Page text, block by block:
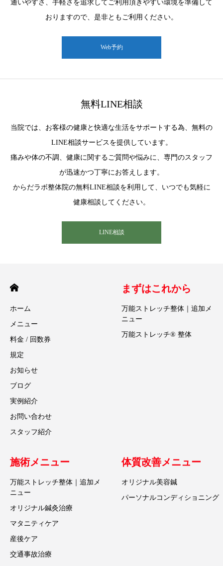
通いやすさ、手軽さを追求してご利用頂きやすい環境を準備して
おりますので、是非ともご利用ください。
Web予約
無料LINE相談
当院では、お客様の健康と快適な生活をサポートする為、無料の
LINE相談サービスを提供しています。
痛みや体の不調、健康に関するご質問や悩みに、専門のスタッフ
が迅速かつ丁寧にお答えします。
からだラボ整体院の無料LINE相談を利用して、いつでも気軽に
健康相談してください。
LINE相談
ホーム
メニュー
料金 / 回数券
規定
お知らせ
ブログ
実例紹介
お問い合わせ
スタッフ紹介
まずはこれから
万能ストレッチ整体｜追加メ
ニュー
万能ストレッチ® 整体
施術メニュー
万能ストレッチ整体｜追加メ
ニュー
オリジナル鍼灸治療
マタニティケア
産後ケア
交通事故治療
体質改善メニュー
オリジナル美容鍼
パーソナルコンディショニング